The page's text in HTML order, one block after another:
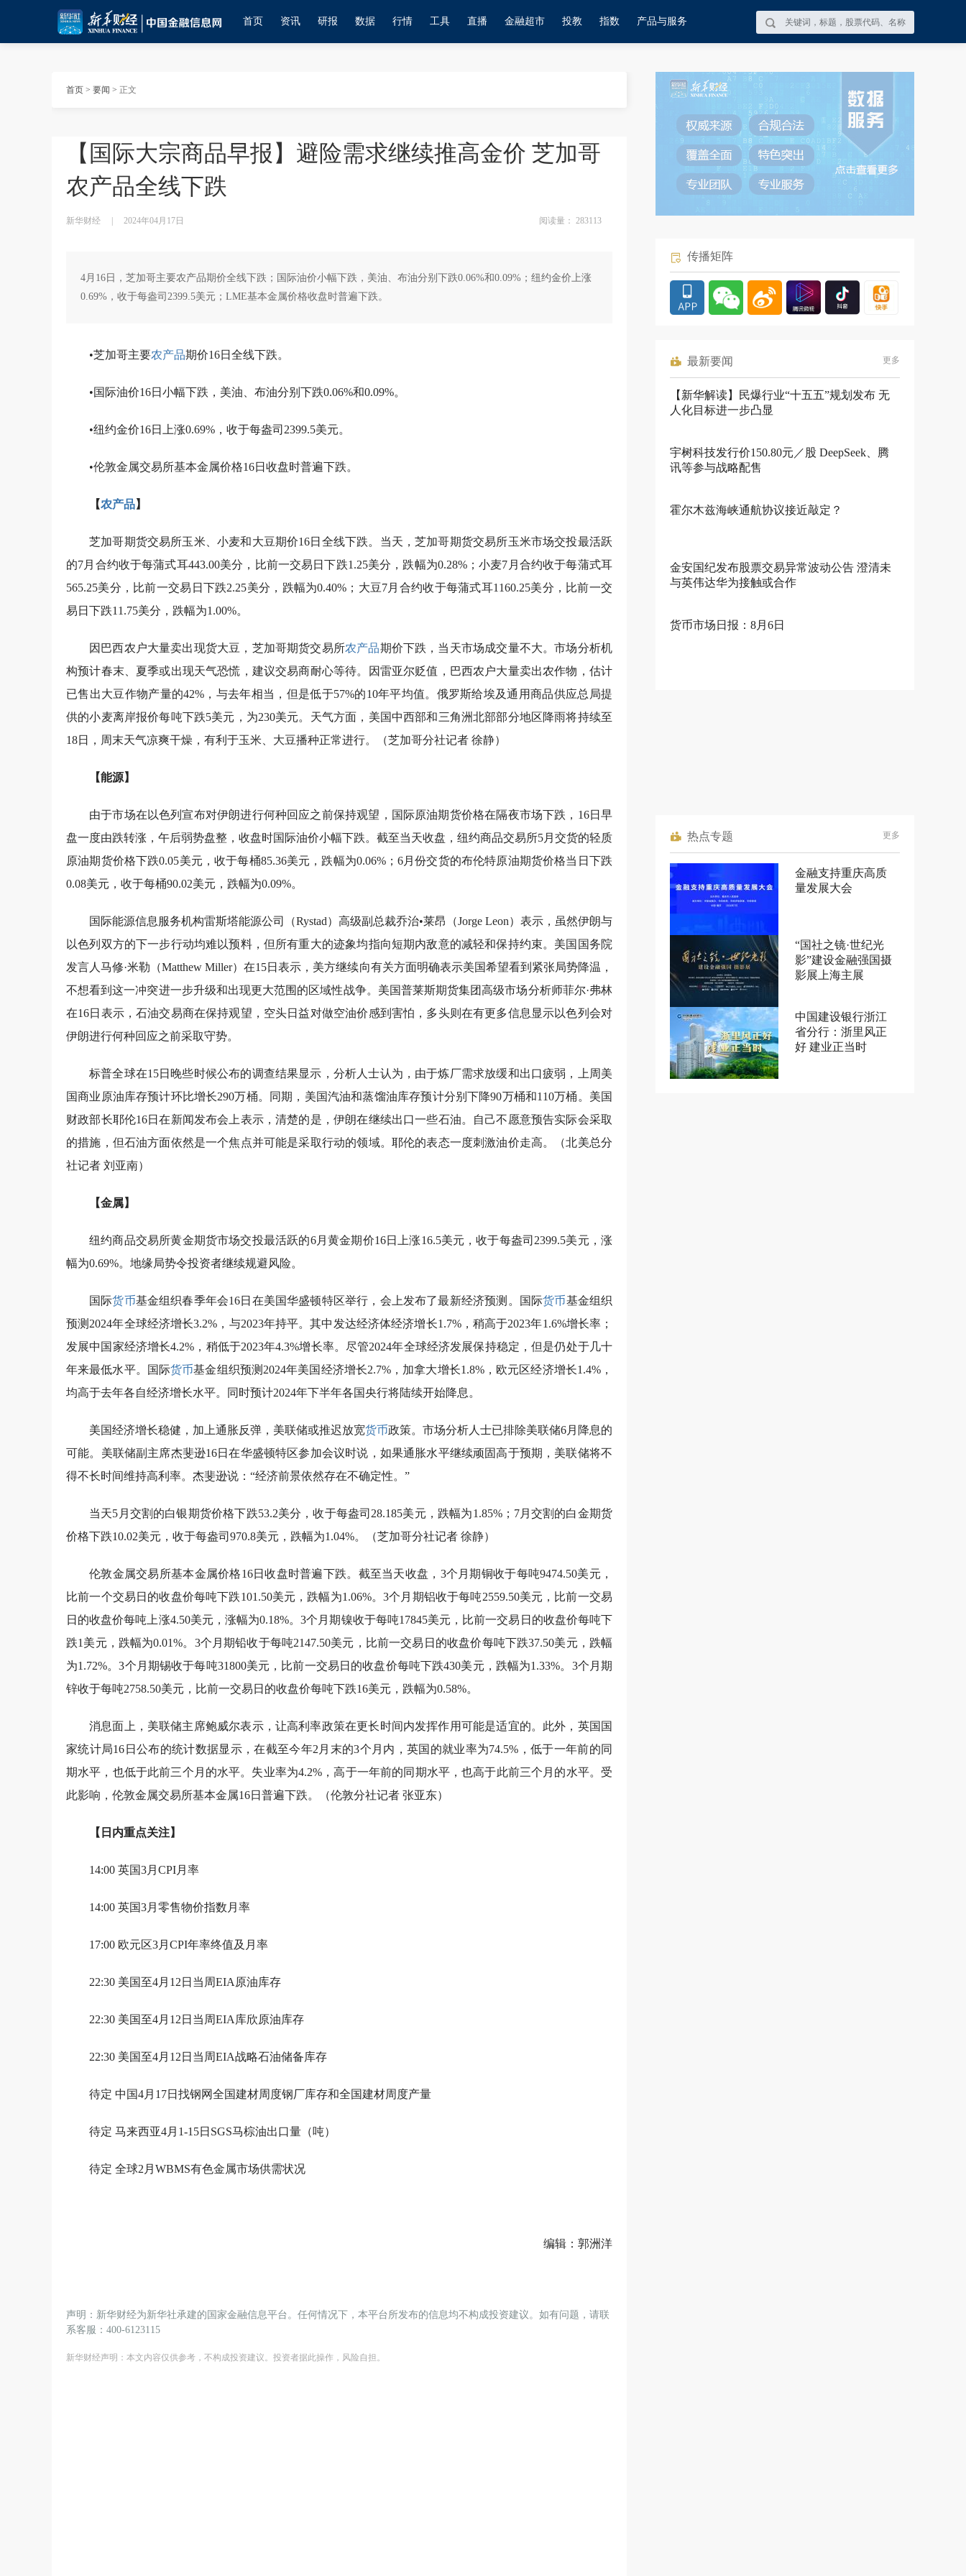
首页 资讯 研报 数据 行情 工具 直播 金融超市 投教 指数 产品与服务
首页 > 要闻 > 正文
【国际大宗商品早报】避险需求继续推高金价 芝加哥
农产品全线下跌
新华财经 2024年04月17日 阅读量： 283113
4月16日，芝加哥主要农产品期价全线下跌；国际油价小幅下跌，美油、布油分别下跌0.06%和0.09%；纽约金价上涨
0.69%，收于每盎司2399.5美元；LME基本金属价格收盘时普遍下跌。
•芝加哥主要农产品期价16日全线下跌。
•国际油价16日小幅下跌，美油、布油分别下跌0.06%和0.09%。
•纽约金价16日上涨0.69%，收于每盎司2399.5美元。
•伦敦金属交易所基本金属价格16日收盘时普遍下跌。
【农产品】
芝加哥期货交易所玉米、小麦和大豆期价16日全线下跌。当天，芝加哥期货交易所玉米市场交投最活跃
的7月合约收于每蒲式耳443.00美分，比前一交易日下跌1.25美分，跌幅为0.28%；小麦7月合约收于每蒲式耳
565.25美分，比前一交易日下跌2.25美分，跌幅为0.40%；大豆7月合约收于每蒲式耳1160.25美分，比前一交
易日下跌11.75美分，跌幅为1.00%。
因巴西农户大量卖出现货大豆，芝加哥期货交易所农产品期价下跌，当天市场成交量不大。市场分析机
构预计春末、夏季或出现天气恐慌，建议交易商耐心等待。因雷亚尔贬值，巴西农户大量卖出农作物，估计
已售出大豆作物产量的42%，与去年相当，但是低于57%的10年平均值。俄罗斯给埃及通用商品供应总局提
供的小麦离岸报价每吨下跌5美元，为230美元。天气方面，美国中西部和三角洲北部部分地区降雨将持续至
18日，周末天气凉爽干燥，有利于玉米、大豆播种正常进行。（芝加哥分社记者 徐静）
【能源】
由于市场在以色列宣布对伊朗进行何种回应之前保持观望，国际原油期货价格在隔夜市场下跌，16日早
盘一度由跌转涨，午后弱势盘整，收盘时国际油价小幅下跌。截至当天收盘，纽约商品交易所5月交货的轻质
原油期货价格下跌0.05美元，收于每桶85.36美元，跌幅为0.06%；6月份交货的布伦特原油期货价格当日下跌
0.08美元，收于每桶90.02美元，跌幅为0.09%。
国际能源信息服务机构雷斯塔能源公司（Rystad）高级副总裁乔治•莱昂（Jorge Leon）表示，虽然伊朗与
以色列双方的下一步行动均难以预料，但所有重大的迹象均指向短期内敌意的减轻和保持约束。美国国务院
发言人马修·米勒（Matthew Miller）在15日表示，美方继续向有关方面明确表示美国希望看到紧张局势降温，
不想看到这一冲突进一步升级和出现更大范围的区域性战争。美国普莱斯期货集团高级市场分析师菲尔·弗林
在16日表示，石油交易商在保持观望，空头日益对做空油价感到害怕，多头则在有更多信息显示以色列会对
伊朗进行何种回应之前采取守势。
标普全球在15日晚些时候公布的调查结果显示，分析人士认为，由于炼厂需求放缓和出口疲弱，上周美
国商业原油库存预计环比增长290万桶。同期，美国汽油和蒸馏油库存预计分别下降90万桶和110万桶。美国
财政部长耶伦16日在新闻发布会上表示，清楚的是，伊朗在继续出口一些石油。自己不愿意预告实际会采取
的措施，但石油方面依然是一个焦点并可能是采取行动的领域。耶伦的表态一度刺激油价走高。（北美总分
社记者 刘亚南）
【金属】
纽约商品交易所黄金期货市场交投最活跃的6月黄金期价16日上涨16.5美元，收于每盎司2399.5美元，涨
幅为0.69%。地缘局势令投资者继续规避风险。
国际货币基金组织春季年会16日在美国华盛顿特区举行，会上发布了最新经济预测。国际货币基金组织
预测2024年全球经济增长3.2%，与2023年持平。其中发达经济体经济增长1.7%，稍高于2023年1.6%增长率；
发展中国家经济增长4.2%，稍低于2023年4.3%增长率。尽管2024年全球经济发展保持稳定，但是仍处于几十
年来最低水平。国际货币基金组织预测2024年美国经济增长2.7%，加拿大增长1.8%，欧元区经济增长1.4%，
均高于去年各自经济增长水平。同时预计2024年下半年各国央行将陆续开始降息。
美国经济增长稳健，加上通胀反弹，美联储或推迟放宽货币政策。市场分析人士已排除美联储6月降息的
可能。美联储副主席杰斐逊16日在华盛顿特区参加会议时说，如果通胀水平继续顽固高于预期，美联储将不
得不长时间维持高利率。杰斐逊说：“经济前景依然存在不确定性。”
当天5月交割的白银期货价格下跌53.2美分，收于每盎司28.185美元，跌幅为1.85%；7月交割的白金期货
价格下跌10.02美元，收于每盎司970.8美元，跌幅为1.04%。（芝加哥分社记者 徐静）
伦敦金属交易所基本金属价格16日收盘时普遍下跌。截至当天收盘，3个月期铜收于每吨9474.50美元，
比前一个交易日的收盘价每吨下跌101.50美元，跌幅为1.06%。3个月期铝收于每吨2559.50美元，比前一交易
日的收盘价每吨上涨4.50美元，涨幅为0.18%。3个月期镍收于每吨17845美元，比前一交易日的收盘价每吨下
跌1美元，跌幅为0.01%。3个月期铅收于每吨2147.50美元，比前一交易日的收盘价每吨下跌37.50美元，跌幅
为1.72%。3个月期锡收于每吨31800美元，比前一交易日的收盘价每吨下跌430美元，跌幅为1.33%。3个月期
锌收于每吨2758.50美元，比前一交易日的收盘价每吨下跌16美元，跌幅为0.58%。
消息面上，美联储主席鲍威尔表示，让高利率政策在更长时间内发挥作用可能是适宜的。此外，英国国
家统计局16日公布的统计数据显示，在截至今年2月末的3个月内，英国的就业率为74.5%，低于一年前的同
期水平，也低于此前三个月的水平。失业率为4.2%，高于一年前的同期水平，也高于此前三个月的水平。受
此影响，伦敦金属交易所基本金属16日普遍下跌。（伦敦分社记者 张亚东）
【日内重点关注】
14:00 英国3月CPI月率
14:00 英国3月零售物价指数月率
17:00 欧元区3月CPI年率终值及月率
22:30 美国至4月12日当周EIA原油库存
22:30 美国至4月12日当周EIA库欣原油库存
22:30 美国至4月12日当周EIA战略石油储备库存
待定 中国4月17日找钢网全国建材周度钢厂库存和全国建材周度产量
待定 马来西亚4月1-15日SGS马棕油出口量（吨）
待定 全球2月WBMS有色金属市场供需状况
编辑：郭洲洋
声明：新华财经为新华社承建的国家金融信息平台。任何情况下，本平台所发布的信息均不构成投资建议。如有问题，请联
系客服：400-6123115
新华财经声明：本文内容仅供参考，不构成投资建议。投资者据此操作，风险自担。
传播矩阵
最新要闻 更多
【新华解读】民爆行业“十五五”规划发布 无
人化目标进一步凸显
宇树科技发行价150.80元／股 DeepSeek、腾
讯等参与战略配售
霍尔木兹海峡通航协议接近敲定？
金安国纪发布股票交易异常波动公告 澄清未
与英伟达华为接触或合作
货币市场日报：8月6日
热点专题 更多
金融支持重庆高质
量发展大会
“国社之镜·世纪光
影”建设金融强国摄
影展上海主展
中国建设银行浙江
省分行：浙里风正
好 建业正当时